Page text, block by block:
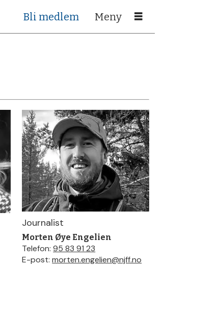
Bli medlem
Journalist
Morten Øye Engelien
Telefon:95 83 91 23
E-post:morten.engelien@njff.no